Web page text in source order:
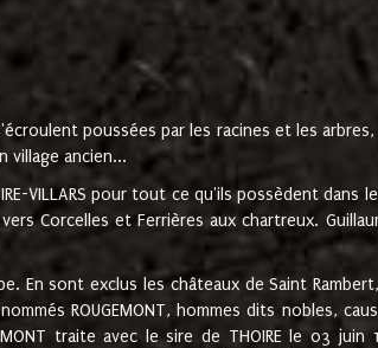
poussées par les racines et les
village ancien...
VILLARS pour tout ce qu'ils possèdent
Corcelles et Ferrières aux chartreux.
En sont exclus les châteaux de Saint
ROUGEMONT, hommes dits nobles,
traite avec le sire de THOIRE le 03